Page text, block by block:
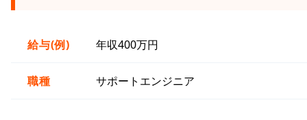
給与(例) 年収400万円
職種 サポートエンジニア